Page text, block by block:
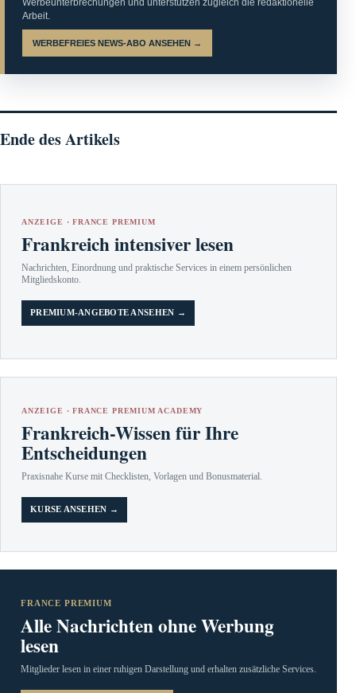
Arbeit.
WERBEFREIES NEWS-ABO ANSEHEN →
Ende des Artikels
ANZEIGE · FRANCE PREMIUM
Frankreich intensiver lesen
Nachrichten, Einordnung und praktische Services in einem persönlichen
Mitgliedskonto.
PREMIUM-ANGEBOTE ANSEHEN →
ANZEIGE · FRANCE PREMIUM ACADEMY
Frankreich-Wissen für Ihre
Entscheidungen
Praxisnahe Kurse mit Checklisten, Vorlagen und Bonusmaterial.
KURSE ANSEHEN →
FRANCE PREMIUM
Alle Nachrichten ohne Werbung
lesen
Mitglieder lesen in einer ruhigen Darstellung und erhalten zusätzliche Services.